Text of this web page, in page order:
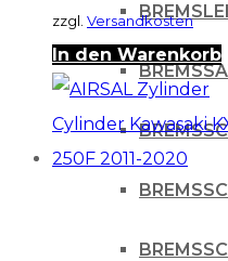
zzgl. Versandkosten
In den Warenkorb